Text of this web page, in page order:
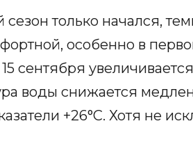
сезон только начался,
особенно в
сентября
воды снижается
+26°C. Хотя не